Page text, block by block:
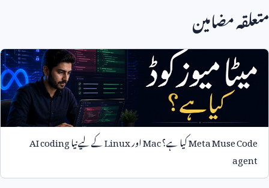
متعلقہ مضامین
Meta Muse Codeکیا ہے؟MacاورLinuxکے لیے نیاAI coding
agent